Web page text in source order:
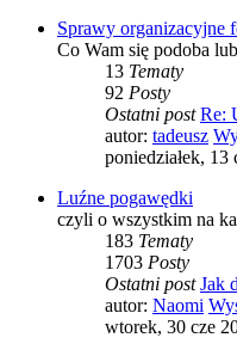
Sprawy organizacyjne
Co Wam się podoba
13 Tematy
92 Posty
Ostatni post Re:
autor: tadeusz
poniedziałek, 13
Luźne pogawędki
czyli o wszystkim na
183 Tematy
1703 Posty
Ostatni post Jak
autor: Naomi
wtorek, 30 cze